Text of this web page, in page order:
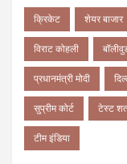
क्रिकेट शेयर बाजार
विराट कोहली
प्रधानमंत्री मोदी
सुप्रीम कोर्ट टेस्ट
टीम इंडिया